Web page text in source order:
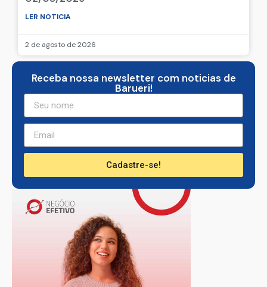
LER NOTICIA
2 de agosto de 2026
Receba nossa newsletter com noticias de
Barueri!
Cadastre-se!